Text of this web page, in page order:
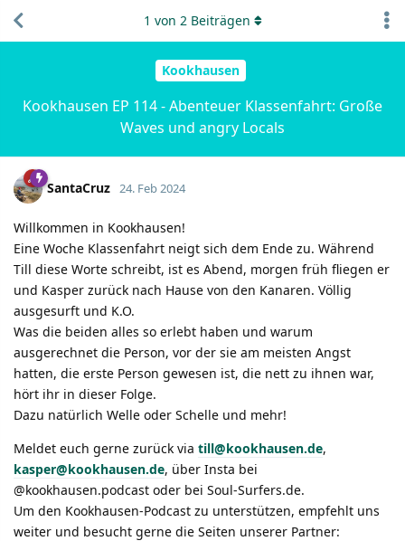
Kookhausen
Kookhausen EP 114 - Abenteuer Klassenfahrt: Große
Waves und angry Locals
1 von 2Beiträgen
SantaCruz 24. Feb 2024
Willkommen in Kookhausen!
Eine Woche Klassenfahrt neigt sich dem Ende zu. Während
Till diese Worte schreibt, ist es Abend, morgen früh fliegen er
und Kasper zurück nach Hause von den Kanaren. Völlig
ausgesurft und K.O.
Was die beiden alles so erlebt haben und warum
ausgerechnet die Person, vor der sie am meisten Angst
hatten, die erste Person gewesen ist, die nett zu ihnen war,
hört ihr in dieser Folge.
Dazu natürlich Welle oder Schelle und mehr!
Meldet euch gerne zurück via till@kookhausen.de,
kasper@kookhausen.de, über Insta bei
@kookhausen.podcast oder bei Soul-Surfers.de.
Um den Kookhausen-Podcast zu unterstützen, empfehlt uns
weiter und besucht gerne die Seiten unserer Partner: